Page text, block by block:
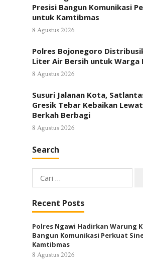
Presisi Bangun Komunikasi
untuk Kamtibmas
8 Agustus 2026
Polres Bojonegoro
Liter Air Bersih untuk Warga
8 Agustus 2026
Susuri Jalanan Kota,
Gresik Tebar Kebaikan
Berkah Berbagi
8 Agustus 2026
Search
Cari
untuk:
Recent Posts
Polres Ngawi Hadirkan Warung
Bangun Komunikasi Perkuat
Kamtibmas
8 Agustus 2026